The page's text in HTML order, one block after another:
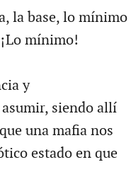
la base, lo mínimo
mínimo!
y
siendo allí
una mafia nos
estado en que